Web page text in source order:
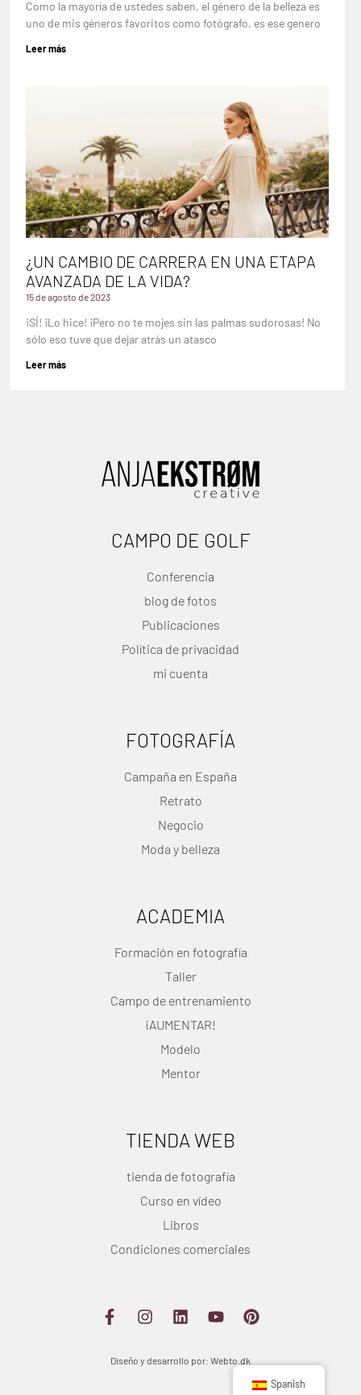
Como la mayoría de ustedes saben, el género de la belleza es
uno de mis géneros favoritos como fotógrafo. es ese genero
Leer más
¿UN CAMBIO DE CARRERA EN UNA ETAPA
AVANZADA DE LA VIDA?
15 de agosto de 2023
¡SÍ! ¡Lo hice! ¡Pero no te mojes sin las palmas sudorosas! No
sólo eso tuve que dejar atrás un atasco
Leer más
CAMPO DE GOLF
Conferencia
blog de fotos
Publicaciones
Política de privacidad
mi cuenta
FOTOGRAFÍA
Campaña en España
Retrato
Negocio
Moda y belleza
ACADEMIA
Formación en fotografía
Taller
Campo de entrenamiento
¡AUMENTAR!
Modelo
Mentor
TIENDA WEB
tienda de fotografía
Curso en vídeo
Libros
Condiciones comerciales
Diseño y desarrollo por: Webto.dk
Spanish